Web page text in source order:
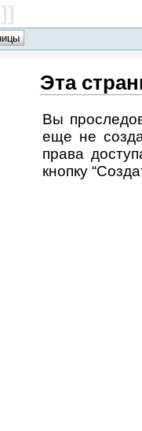
]]
Эта
Вы
еще не
права
кнопку